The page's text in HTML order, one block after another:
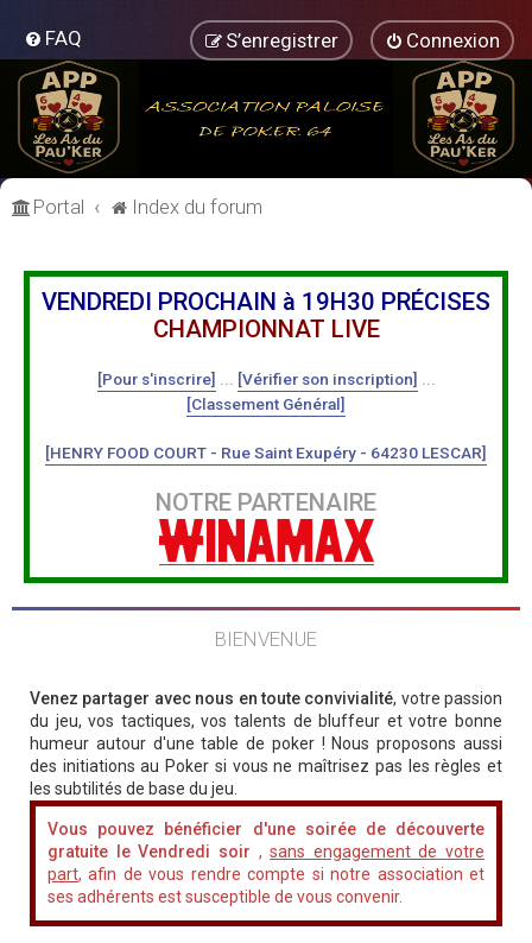
FAQ Connexion
S’enregistrer
Portal Index du forum
VENDREDI PROCHAIN à 19H30 PRÉCISES
CHAMPIONNAT LIVE
[Pour s'inscrire] [Vérifier son inscription]
[Classement Général]
[HENRY FOOD COURT - Rue Saint Exupéry - 64230 LESCAR]
NOTRE PARTENAIRE
BIENVENUE
Venez partager avec nous en toute convivialité, votre passion
du jeu, vos tactiques, vos talents de bluffeur et votre bonne
humeur autour d'une table de poker ! Nous proposons aussi
des initiations au Poker si vous ne maîtrisez pas les règles et
les subtilités de base du jeu.
Vous pouvez bénéficier d'une soirée de découverte
gratuite le Vendredi soir ,sans engagement de votre
part, afin de vous rendre compte si notre association et
ses adhérents est susceptible de vous convenir.